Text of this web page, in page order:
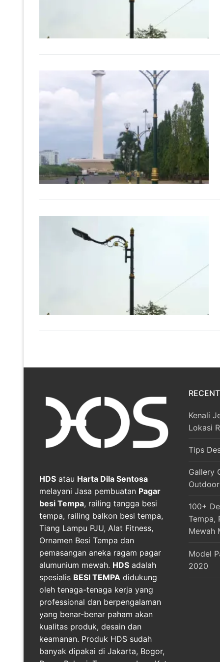
HDS atau Harta Dila Sentosa
melayani Jasa pembuatan Pagar
besi Tempa, railing tangga besi
tempa, railing balkon besi tempa,
Tiang Lampu PJU, Alat Fitness,
Ornamen Besi Tempa dan
pemasangan aneka ragam pagar
alumunium mewah. HDS adalah
spesialis BESI TEMPA didukung
oleh tenaga-tenaga kerja yang
professional dan berpengalaman
yang benar-benar paham akan
kualitas produk, desain dan
keamanan. Produk HDS sudah
banyak dipakai di Jakarta, Bogor,
Kenali
Lokasi
Tips
Gallery
Outdoor
100+
Tempa,
Mewah
Model
2020